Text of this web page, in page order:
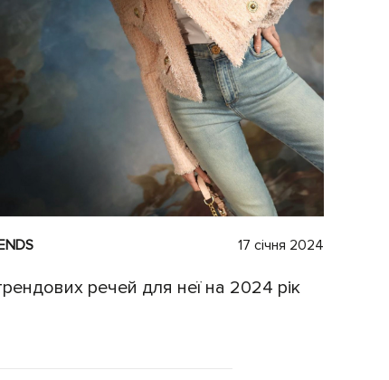
17 січня 2024
речей для неї на 2024 рік